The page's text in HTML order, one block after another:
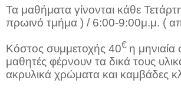
Τα μαθήματα γίνονται κάθε
πρωινό τμήμα ) / 6:00-9:00μ.μ. (
Κόστος συμμετοχής 40€ η
μαθητές φέρνουν τα δικά τους
ακρυλικά χρώματα και καμβάδες